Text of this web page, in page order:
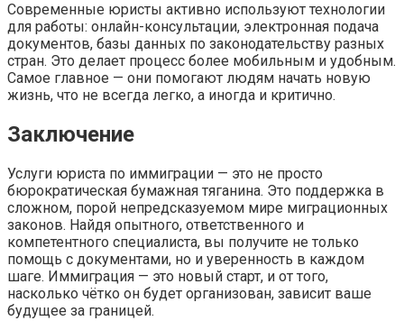
Современные юристы активно используют технологии
для работы: онлайн-консультации, электронная подача
документов, базы данных по законодательству разных
стран. Это делает процесс более мобильным и удобным.
Самое главное — они помогают людям начать новую
жизнь, что не всегда легко, а иногда и критично.
Заключение
Услуги юриста по иммиграции — это не просто
бюрократическая бумажная тяганина. Это поддержка в
сложном, порой непредсказуемом мире миграционных
законов. Найдя опытного, ответственного и
компетентного специалиста, вы получите не только
помощь с документами, но и уверенность в каждом
шаге. Иммиграция — это новый старт, и от того,
насколько чётко он будет организован, зависит ваше
будущее за границей.